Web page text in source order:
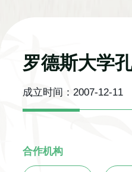
罗德斯大学
成立时间： 2007-12-11
合作机构